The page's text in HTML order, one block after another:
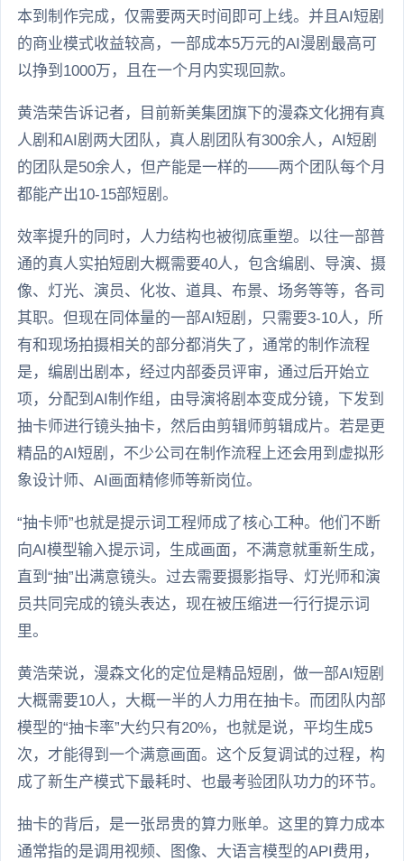
本到制作完成，仅需要两天时间即可上线。并且AI短剧
的商业模式收益较高，一部成本5万元的AI漫剧最高可
以挣到1000万，且在一个月内实现回款。
黄浩荣告诉记者，目前新美集团旗下的漫森文化拥有真
人剧和AI剧两大团队，真人剧团队有300余人，AI短剧
的团队是50余人，但产能是一样的——两个团队每个月
都能产出10-15部短剧。
效率提升的同时，人力结构也被彻底重塑。以往一部普
通的真人实拍短剧大概需要40人，包含编剧、导演、摄
像、灯光、演员、化妆、道具、布景、场务等等，各司
其职。但现在同体量的一部AI短剧，只需要3-10人，所
有和现场拍摄相关的部分都消失了，通常的制作流程
是，编剧出剧本，经过内部委员评审，通过后开始立
项，分配到AI制作组，由导演将剧本变成分镜，下发到
抽卡师进行镜头抽卡，然后由剪辑师剪辑成片。若是更
精品的AI短剧，不少公司在制作流程上还会用到虚拟形
象设计师、AI画面精修师等新岗位。
“抽卡师”也就是提示词工程师成了核心工种。他们不断
向AI模型输入提示词，生成画面，不满意就重新生成，
直到“抽”出满意镜头。过去需要摄影指导、灯光师和演
员共同完成的镜头表达，现在被压缩进一行行提示词
里。
黄浩荣说，漫森文化的定位是精品短剧，做一部AI短剧
大概需要10人，大概一半的人力用在抽卡。而团队内部
模型的“抽卡率”大约只有20%，也就是说，平均生成5
次，才能得到一个满意画面。这个反复调试的过程，构
成了新生产模式下最耗时、也最考验团队功力的环节。
抽卡的背后，是一张昂贵的算力账单。这里的算力成本
通常指的是调用视频、图像、大语言模型的API费用，